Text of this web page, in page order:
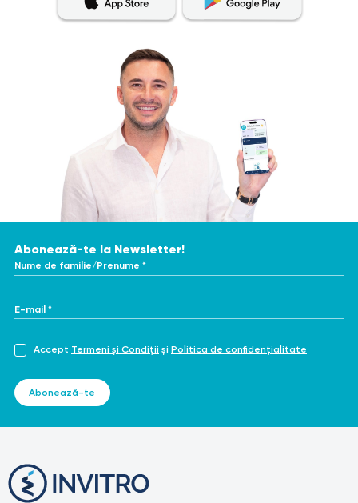
Abonează-te la Newsletter!
Nume de familie/Prenume *
E-mail *
Accept Termeni și Condiții și Politica de confidențialitate
Abonează-te